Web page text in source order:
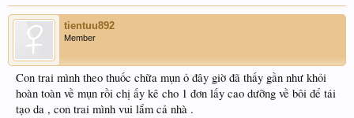
tientuu892
Member
Con trai mình theo thuốc chữa mụn ỏ đây giờ đã thấy gần như khỏi
hoàn toàn về mụn rồi chị ấy kê cho 1 đơn lấy cao dưỡng về bôi để tái
tạo da , con trai mình vui lắm cả nhà .